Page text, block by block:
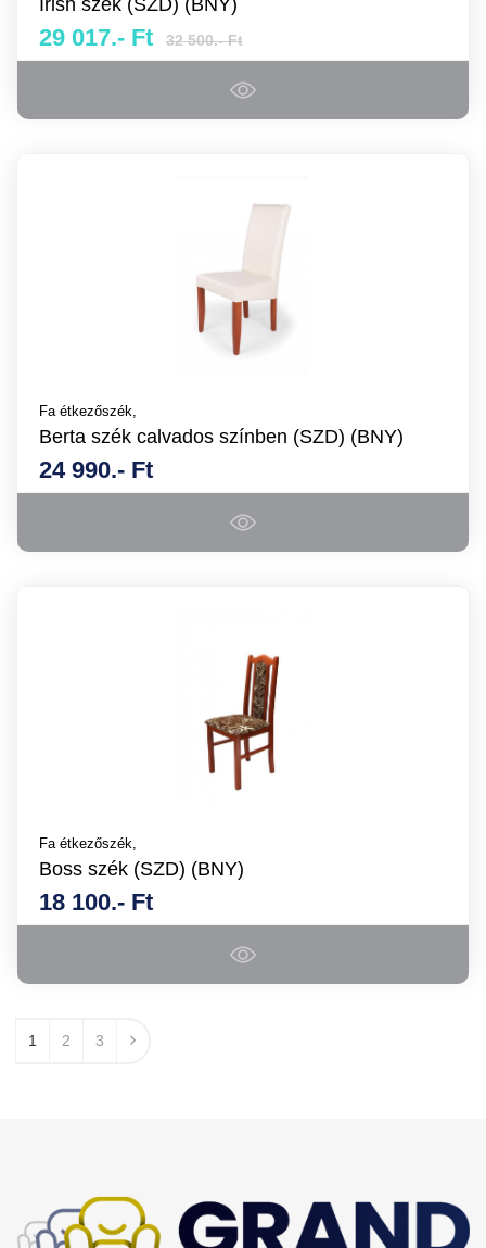
Irish szék (SZD) (BNY)
29 017.- Ft 32 500.- Ft
Fa étkezőszék,
Berta szék calvados színben (SZD) (BNY)
24 990.- Ft
Fa étkezőszék,
Boss szék (SZD) (BNY)
18 100.- Ft
1 2 3